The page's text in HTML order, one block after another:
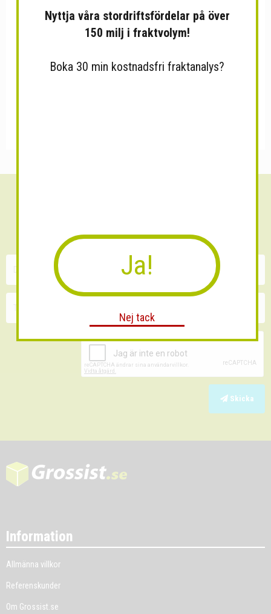
Skicka
Information
Allmänna villkor
Referenskunder
Om Grossist.se
Nyttja våra stordriftsfördelar på över
150 milj i fraktvolym!
Boka 30 min kostnadsfri fraktanalys?
Ja!
Nej tack